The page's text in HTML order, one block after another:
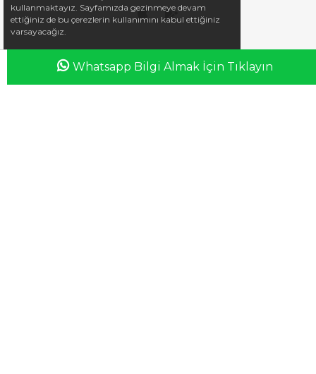
Whatsapp Bilgi Almak İçin Tıklayın
kullanmaktayız. Sayfamızda gezinmeye devam
ettiğiniz de bu çerezlerin kullanımını kabul ettiğiniz
varsayacağız.
Anasayfa Favorilerim Sepetim Üye Girişi